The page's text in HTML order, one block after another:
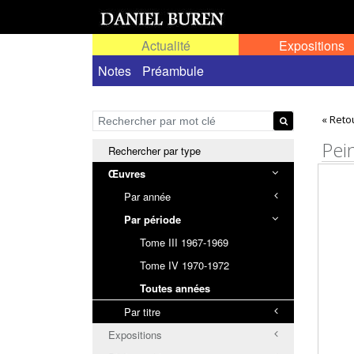
Actualité Expositions
Œuvres permanentes dans l'espace public ou
Notes
Préambule
Rechercher par type
Œuvres
Par année
Par période
Tome III 1967-1969
Tome IV 1970-1972
Toutes années
Par titre
Expositions
«